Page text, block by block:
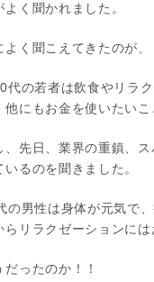
よく聞かれました。
よく聞こえてきたのが
代の若者は飲食やリラ
他にもお金を使いたい
、先日、業界の重鎮、
いるのを聞きました。
の男性は身体が元気で
リラクゼーションには
だったのか！！